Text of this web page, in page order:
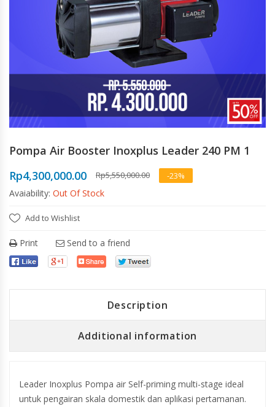
Pompa Air Booster Inoxplus Leader 240 PM 1
Rp5,550,000.00
Rp4,300,000.00 -23%
Avaiability: Out Of Stock
Add to Wishlist
Print Send to a friend
Description
Additional information
Leader Inoxplus Pompa air Self-priming multi-stage ideal
untuk pengairan skala domestik dan aplikasi pertamanan.